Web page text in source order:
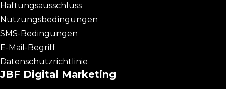
Haftungsausschluss
Nutzungsbedingungen
SMS-Bedingungen
E-Mail-Begriff
Datenschutzrichtlinie
JBF Digital Marketing